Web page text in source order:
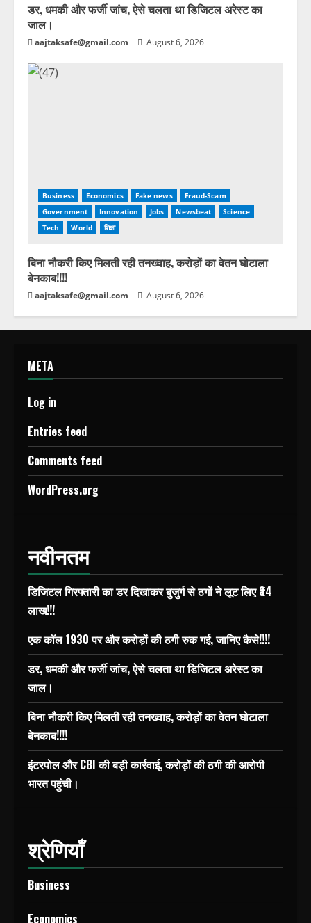
डर, धमकी और फर्जी जांच, ऐसे चलता था डिजिटल अरेस्ट का
जाल।
aajtaksafe@gmail.com August 6, 2026
Business Economics Fake news
Fraud-Scam
Government
Innovation Jobs Newsbeat
Science
Tech
World शिक्षा
बिना नौकरी किए मिलती रही तनख्वाह, करोड़ों का वेतन घोटाला
बेनकाब!!!!
aajtaksafe@gmail.com August 6, 2026
META
Log in
Entries feed
Comments feed
WordPress.org
नवीनतम
डिजिटल गिरफ्तारी का डर दिखाकर बुजुर्ग से ठगों ने लूट लिए ₹34
लाख!!!
एक कॉल 1930 पर और करोड़ों की ठगी रुक गई, जानिए कैसे!!!!
डर, धमकी और फर्जी जांच, ऐसे चलता था डिजिटल अरेस्ट का
जाल।
बिना नौकरी किए मिलती रही तनख्वाह, करोड़ों का वेतन घोटाला
बेनकाब!!!!
इंटरपोल और CBI की बड़ी कार्रवाई, करोड़ों की ठगी की आरोपी
भारत पहुंची।
श्रेणियाँ
Business
Economics